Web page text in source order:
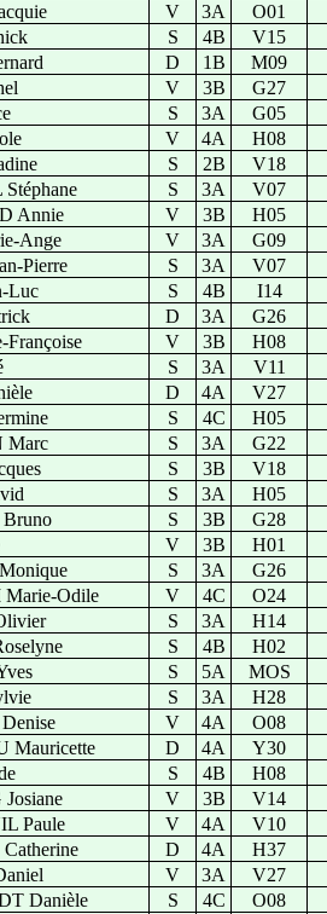
V 3A O01
S 4B V15
D 1B M09
V 3B G27
S 3A G05
V 4A H08
S 2B V18
S 3A V07
Annie V 3B H05
Ange V 3A G09
Pierre S 3A V07
Luc S 4B I14
D 3A G26
V 3B H08
S 3A V11
D 4A V27
S 4C H05
Marc S 3A G22
S 3B V18
S 3A H05
S 3B G28
V 3B H01
S 3A G26
Odile V 4C O24
S 3A H14
S 4B H02
S 5A MOS
S 3A H28
V 4A O08
Mauricette D 4A Y30
S 4B H08
V 3B V14
Paule V 4A V10
D 4A H37
V 3A V27
Danièle S 4C O08